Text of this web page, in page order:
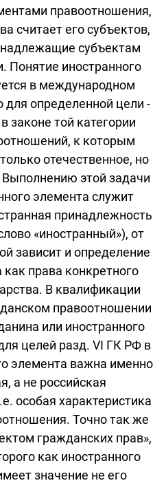
правоотношения,
считает его субъектов,
субъектам
Понятие иностранного
в международном
для определенной цели -
законе той категории
к которым
отечественное, но
Выполнению этой задачи
элемента служит
принадлежность
«иностранный»), от
зависит и определение
права конкретного
В квалификации
правоотношении
или иностранного
целей разд. VI ГК РФ в
элемента важна именно
а не российская
особая характеристика
Точно так же
гражданских прав»,
как иностранного
значение не его